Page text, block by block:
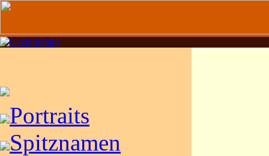
Portraits
Spitznamen